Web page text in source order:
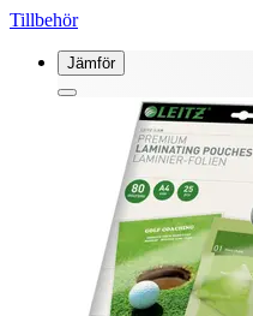
Tillbehör
Jämför